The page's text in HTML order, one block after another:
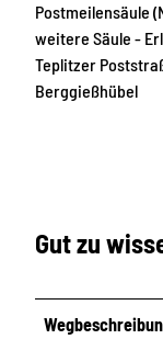
Postmeilensäule
weitere Säule -
Teplitzer
Berggießhübel
Gut zu